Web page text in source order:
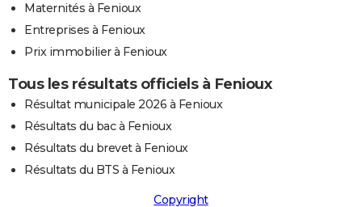
Maternités à Fenioux
Entreprises à Fenioux
Prix immobilier à Fenioux
Tous les résultats officiels à Fenioux
Résultat municipale 2026 à Fenioux
Résultats du bac à Fenioux
Résultats du brevet à Fenioux
Résultats du BTS à Fenioux
Copyright